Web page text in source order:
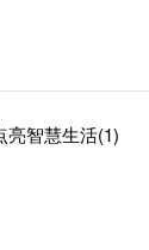
亮智慧生活(1)